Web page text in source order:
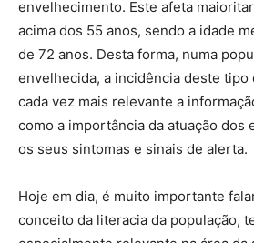
envelhecimento. Este afeta
acima dos 55 anos, sendo a idade
de 72 anos. Desta forma, numa
envelhecida, a incidência deste tipo
cada vez mais relevante a
como a importância da atuação dos
os seus sintomas e sinais de alerta.
Hoje em dia, é muito importante
conceito da literacia da população,